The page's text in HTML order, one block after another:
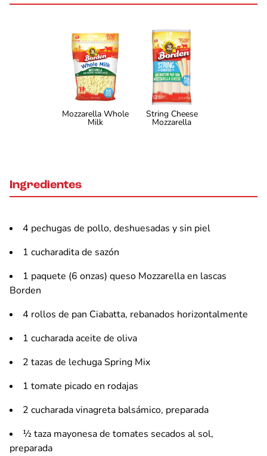
Mozzarella Whole
Milk
String Cheese
Mozzarella
Ingredientes
4 pechugas de pollo, deshuesadas y sin piel
1 cucharadita de sazón
1 paquete (6 onzas) queso Mozzarella en lascas
Borden
4 rollos de pan Ciabatta, rebanados horizontalmente
1 cucharada aceite de oliva
2 tazas de lechuga Spring Mix
1 tomate picado en rodajas
2 cucharada vinagreta balsámico, preparada
½ taza mayonesa de tomates secados al sol,
preparada